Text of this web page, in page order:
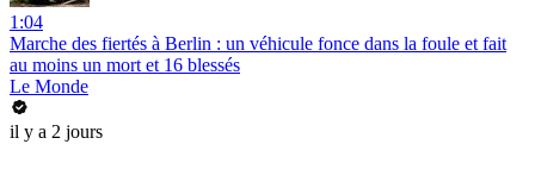
1:04
Marche des fiertés à Berlin : un véhicule fonce dans la foule et fait
au moins un mort et 16 blessés
Le Monde
il y a 2 jours